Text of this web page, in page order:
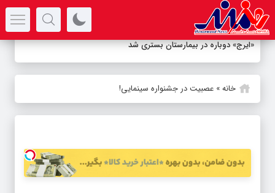
«ایرج» دوباره در بیمارستان بستری شد
خانه» عصبیت در جشنواره سینمایی!